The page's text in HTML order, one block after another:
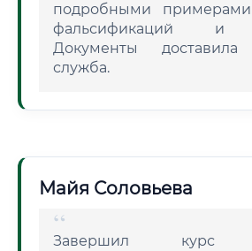
подробными
фальсификаций и
Документы доставила
служба.
Майя Соловьева
Завершил курс